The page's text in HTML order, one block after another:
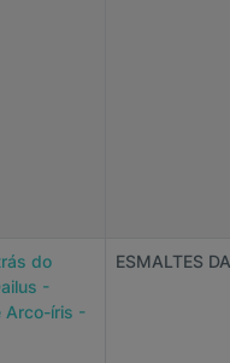
do
-
Arco-íris -
ESMALTES